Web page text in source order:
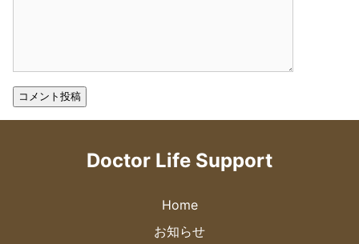
Doctor Life Support
Home
お知らせ